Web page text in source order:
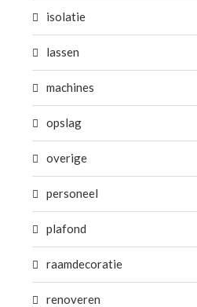
isolatie
lassen
machines
opslag
overige
personeel
plafond
raamdecoratie
renoveren